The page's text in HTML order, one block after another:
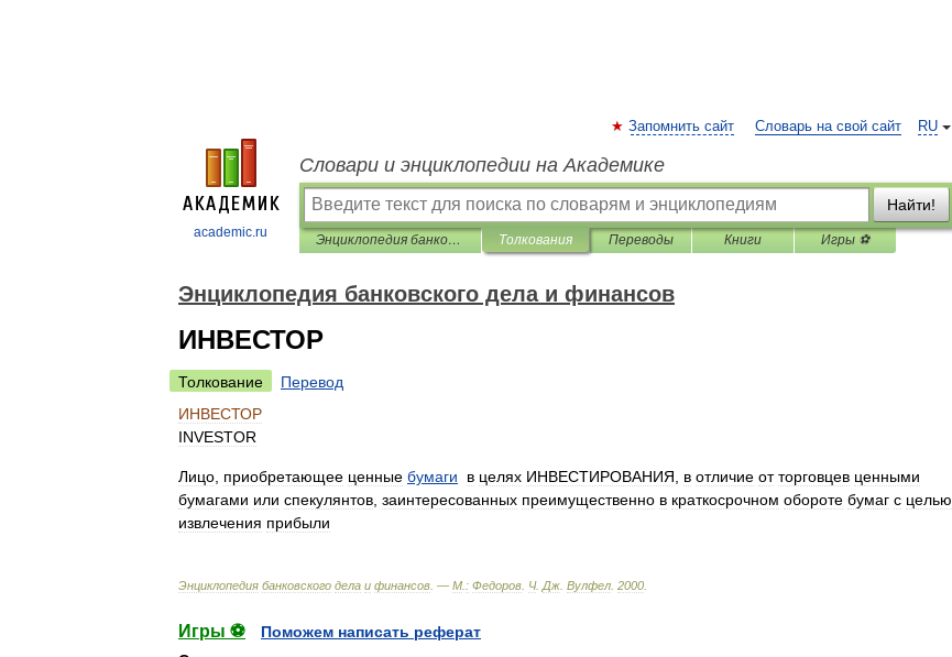
academic.ru
RU
Запомнить сайт Словарь на свой сайт
Словари и энциклопедии на Академике
Найти!
Энциклопедия банковского дела и финансов Толкования Переводы Книги Игры ⚽
Энциклопедия банковского дела и финансов
ИНВЕСТОР
Толкование
Перевод
ИНВЕСТОР
INVESTOR
Лицо приобретающее ценные бумаги в целях ИНВЕСТИРОВАНИЯ в отличие от торговцев ценными
бумагами или спекулянтов заинтересованных преимущественно в краткосрочном обороте бумаг с целью
извлечения прибыли
Энциклопедия банковского дела и финансов . — М : Федоров Ч. Дж Вулфел 2000
Игры ⚽
Поможем написать реферат